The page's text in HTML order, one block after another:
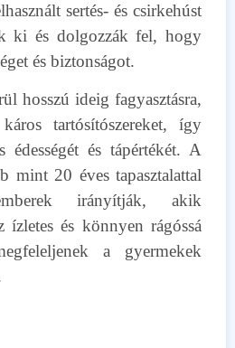
sertés- és csirkehúst
ki és dolgozzák fel, hogy
és biztonságot.
hosszú ideig fagyasztásra,
tartósítószereket, így
édességét és tápértékét. A
mint 20 éves tapasztalattal
irányítják, akik
és könnyen rágóssá
a gyermekek